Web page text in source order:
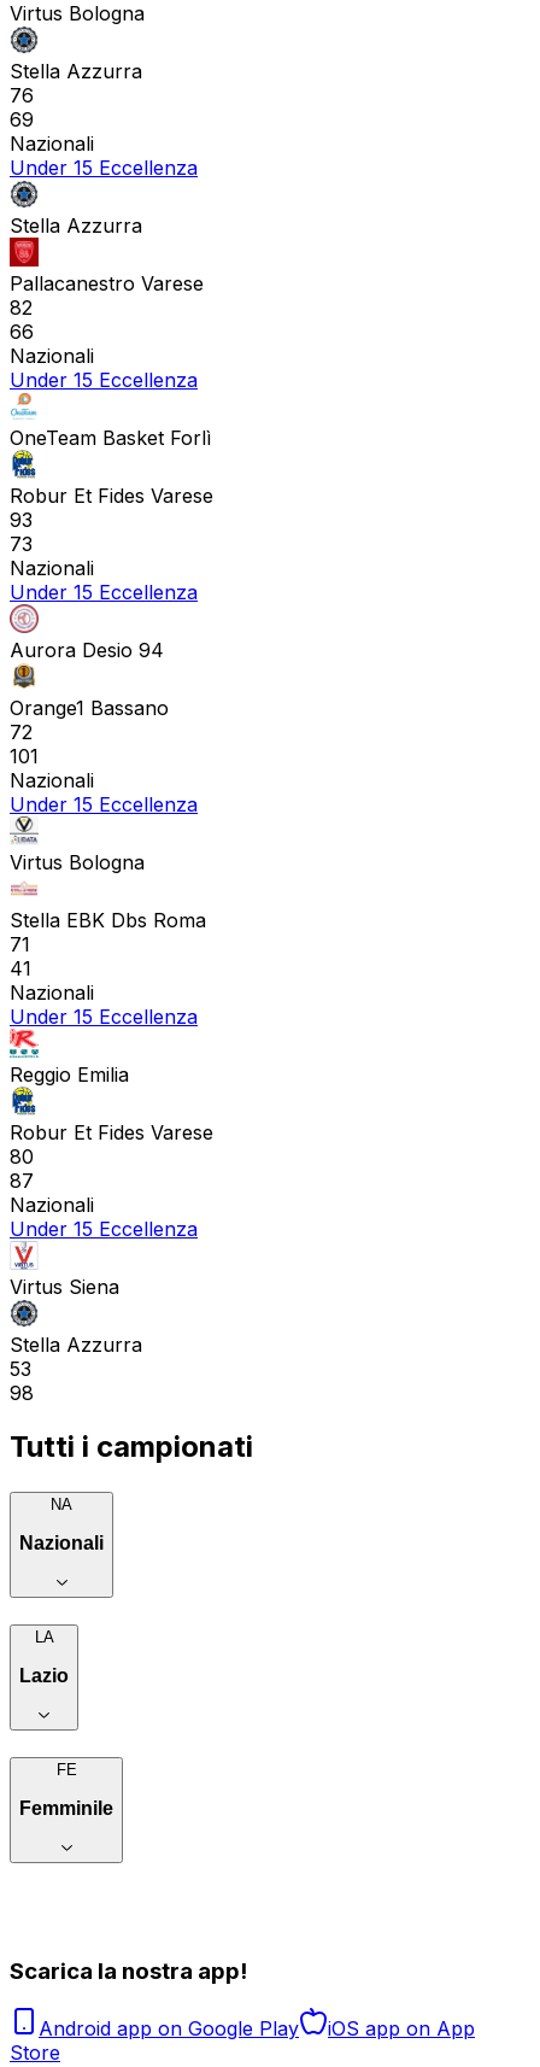
Virtus Bologna
Stella Azzurra
76
69
Nazionali
Under 15 Eccellenza
Stella Azzurra
Pallacanestro Varese
82
66
Nazionali
Under 15 Eccellenza
OneTeam Basket Forlì
Robur Et Fides Varese
93
73
Nazionali
Under 15 Eccellenza
Aurora Desio 94
Orange1 Bassano
72
101
Nazionali
Under 15 Eccellenza
Virtus Bologna
Stella EBK Dbs Roma
71
41
Nazionali
Under 15 Eccellenza
Reggio Emilia
Robur Et Fides Varese
80
87
Nazionali
Under 15 Eccellenza
Virtus Siena
Stella Azzurra
53
98
Tutti i campionati
NA
Nazionali
LA
Lazio
FE
Femminile
Scarica la nostra app!
Android app on Google Play
iOS app on App
Store